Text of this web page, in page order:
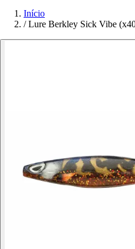
Início
/ Lure Berkley Sick Vibe